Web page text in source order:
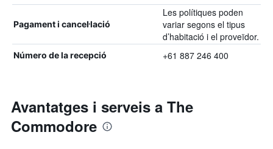
Pagament i cancel·lació
Les polítiques poden
variar segons el tipus
d’habitació i el proveïdor.
Número de la recepció +61 887 246 400
Avantatges i serveis a The
Commodore